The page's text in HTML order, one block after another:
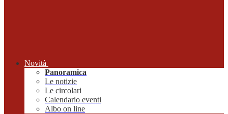
Novità
Panoramica
Le notizie
Le circolari
Calendario eventi
Albo on line